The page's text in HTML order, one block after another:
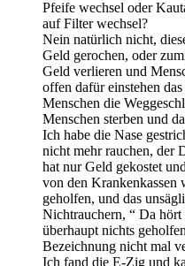
Pfeife wechsel oder
auf Filter wechsel?
Nein natürlich nicht,
Geld gerochen, oder
Geld verlieren und
offen dafür einstehen
Menschen die
Menschen sterben und
Ich habe die Nase
nicht mehr rauchen, der
hat nur Geld gekostet
von den Krankenkassen
geholfen, und das
Nichtrauchern, “ Da
überhaupt nichts
Bezeichnung nicht mal
Ich fand die E-Zig und